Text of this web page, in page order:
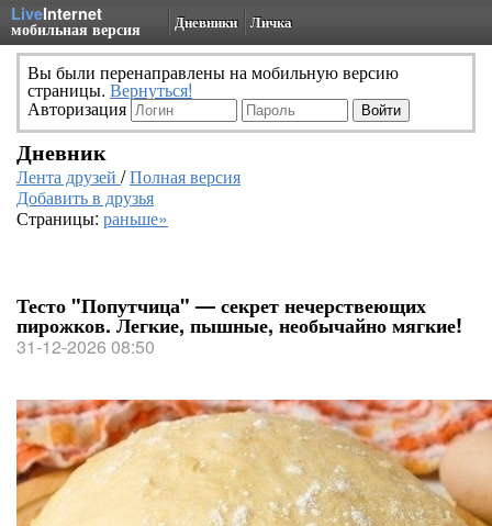
LiveInternet
мобильная версия Дневники Личка
Вы были перенаправлены на мобильную версию
страницы. Вернуться!
Авторизация
Дневник
Лента друзей /Полная версия
Добавить в друзья
Страницы: раньше»
Тесто "Попутчица" — секрет нечерствеющих
пирожков. Легкие, пышные, необычайно мягкие!
31-12-2026 08:50